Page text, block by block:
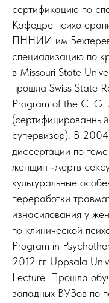
сертификацию по
Кафедре
ПННИИ им
специализацию по
в Missouri State
прошла Swiss State
Program of the C. G.
супервизор). В
диссертации по
женщин -жертв
культуральные
переработки
изнасилования у
по клинической
Program in
2012 гг Uppsala
Lecture. Прошла
западных ВУЗов по